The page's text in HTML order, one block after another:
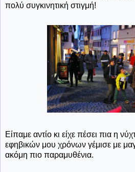
πολύ συγκινητική στιγμή!
Είπαμε αντίο κι είχε πέσει πια η
εφηβικών μου χρόνων γέμισε με
ακόμη πιο παραμυθένια.